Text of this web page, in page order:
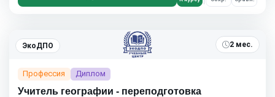
ЭкоДПО 2 мес.
Профессия Диплом
Учитель географии - переподготовка